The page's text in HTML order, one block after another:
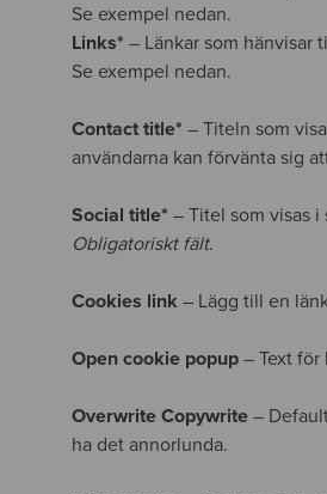
Se exempel nedan.
Links* – Länkar som hänvisar
Se exempel nedan.
Contact title* – Titeln som
användarna kan förvänta sig
Social title* – Titel som visas
Obligatoriskt fält.
Cookies link – Lägg till en
Open cookie popup – Text för
Overwrite Copywrite –
ha det annorlunda.